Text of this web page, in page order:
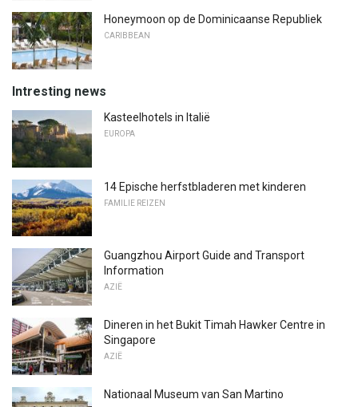
Honeymoon op de Dominicaanse Republiek
CARIBBEAN
Intresting news
Kasteelhotels in Italië
EUROPA
14 Epische herfstbladeren met kinderen
FAMILIE REIZEN
Guangzhou Airport Guide and Transport
Information
AZIË
Dineren in het Bukit Timah Hawker Centre in
Singapore
AZIË
Nationaal Museum van San Martino